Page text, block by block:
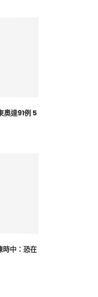
奧達91例 5
時中：恐在